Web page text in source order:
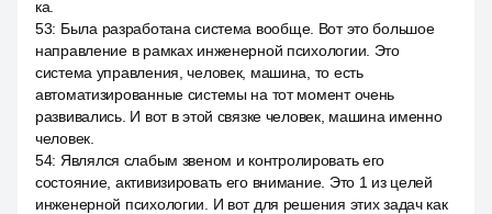
ка.
53: Была разработана система вообще. Вот это большое
направление в рамках инженерной психологии. Это
система управления, человек, машина, то есть
автоматизированные системы на тот момент очень
развивались. И вот в этой связке человек, машина именно
человек.
54: Являлся слабым звеном и контролировать его
состояние, активизировать его внимание. Это 1 из целей
инженерной психологии. И вот для решения этих задач как